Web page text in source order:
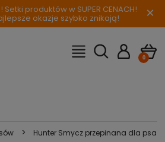
Setki produktów w SUPER CENACH!
okazje szybko znikają! ×
>
Hunter Smycz przepinana dla psa